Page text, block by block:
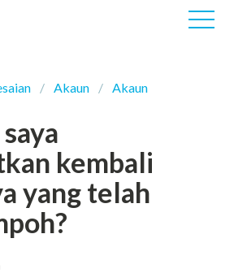
Akaun Akaun
kembali
yang telah